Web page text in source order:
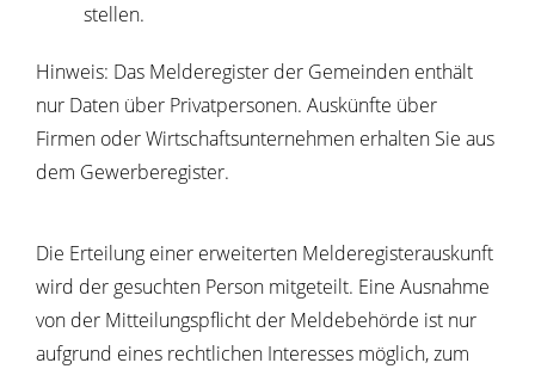
stellen.
Hinweis: Das Melderegister der Gemeinden enthält
nur Daten über Privatpersonen. Auskünfte über
Firmen oder Wirtschaftsunternehmen erhalten Sie aus
dem Gewerberegister.
Die Erteilung einer erweiterten Melderegisterauskunft
wird der gesuchten Person mitgeteilt. Eine Ausnahme
von der Mitteilungspflicht der Meldebehörde ist nur
aufgrund eines rechtlichen Interesses möglich, zum